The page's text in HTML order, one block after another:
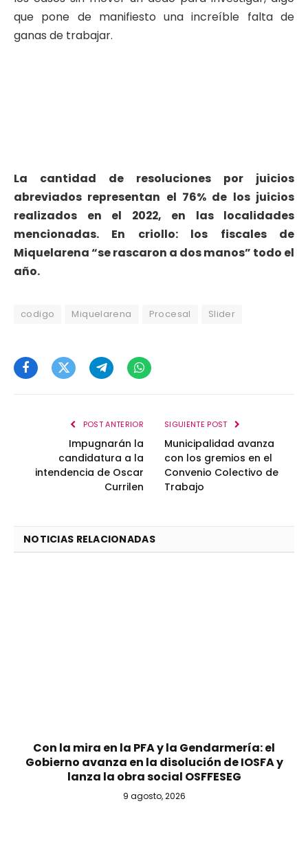
que pone de manifiesto una increíble falta de
ganas de trabajar.
La cantidad de resoluciones por juicios
abreviados representan el 76% de los juicios
realizados en el 2022, en las localidades
mencionadas. En criollo: los fiscales de
Miquelarena “se rascaron a dos manos” todo el
año.
codigo Miquelarena Procesal Slider
FacebookTwitterTelegramWhatsApp
POST ANTERIOR
Impugnarán la
candidatura a la
intendencia de Oscar
Currilen
SIGUIENTE POST
Municipalidad avanza
con los gremios en el
Convenio Colectivo de
Trabajo
NOTICIAS RELACIONADAS
Con la mira en la PFA y la Gendarmería: el
Gobierno avanza en la disolución de IOSFA y
lanza la obra social OSFFESEG
9 agosto, 2026